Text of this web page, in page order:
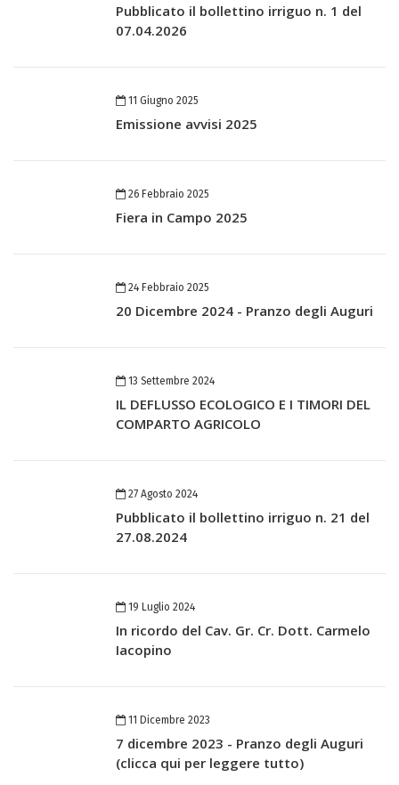
Pubblicato il bollettino irriguo n. 1 del
07.04.2026
11 Giugno 2025
Emissione avvisi 2025
26 Febbraio 2025
Fiera in Campo 2025
24 Febbraio 2025
20 Dicembre 2024 - Pranzo degli Auguri
13 Settembre 2024
IL DEFLUSSO ECOLOGICO E I TIMORI DEL
COMPARTO AGRICOLO
27 Agosto 2024
Pubblicato il bollettino irriguo n. 21 del
27.08.2024
19 Luglio 2024
In ricordo del Cav. Gr. Cr. Dott. Carmelo
Iacopino
11 Dicembre 2023
7 dicembre 2023 - Pranzo degli Auguri
(clicca qui per leggere tutto)